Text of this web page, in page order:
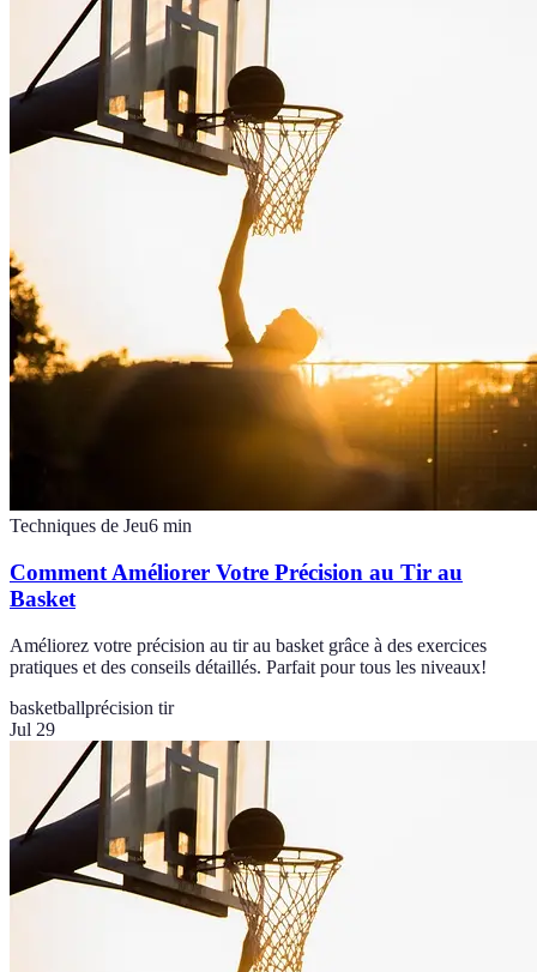
Techniques de Jeu6 min
Comment Améliorer Votre Précision au Tir au
Basket
Améliorez votre précision au tir au basket grâce à des exercices
pratiques et des conseils détaillés. Parfait pour tous les niveaux!
basketballprécision tir
Jul 29